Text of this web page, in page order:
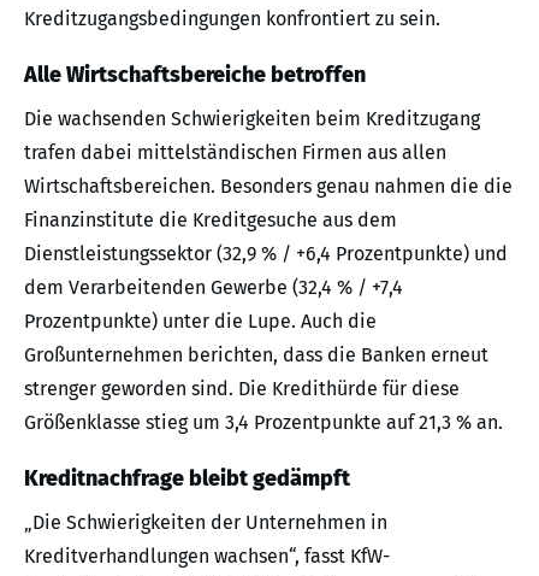
Kreditzugangsbedingungen konfrontiert zu sein.
Alle Wirtschaftsbereiche betroffen
Die wachsenden Schwierigkeiten beim Kreditzugang
trafen dabei mittelständischen Firmen aus allen
Wirtschaftsbereichen. Besonders genau nahmen die die
Finanzinstitute die Kreditgesuche aus dem
Dienstleistungssektor (32,9 % / +6,4 Prozentpunkte) und
dem Verarbeitenden Gewerbe (32,4 % / +7,4
Prozentpunkte) unter die Lupe. Auch die
Großunternehmen berichten, dass die Banken erneut
strenger geworden sind. Die Kredithürde für diese
Größenklasse stieg um 3,4 Prozentpunkte auf 21,3 % an.
Kreditnachfrage bleibt gedämpft
„Die Schwierigkeiten der Unternehmen in
Kreditverhandlungen wachsen“, fasst KfW-